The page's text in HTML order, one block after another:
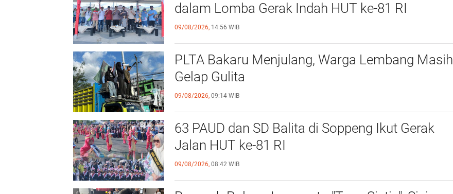
dalam Lomba Gerak Indah HUT ke-81 RI ‎
09/08/2026, 14:56 WIB
PLTA Bakaru Menjulang, Warga Lembang Masih
Gelap Gulita
09/08/2026, 09:14 WIB
63 PAUD dan SD Balita di Soppeng Ikut Gerak
Jalan HUT ke-81 RI ‎
09/08/2026, 08:42 WIB